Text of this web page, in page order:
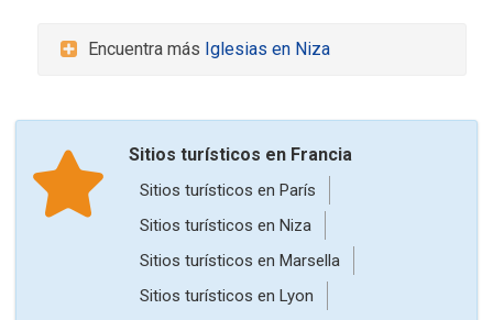
Encuentra más Iglesias en Niza
Sitios turísticos en Francia
Sitios turísticos en París
Sitios turísticos en Niza
Sitios turísticos en Marsella
Sitios turísticos en Lyon